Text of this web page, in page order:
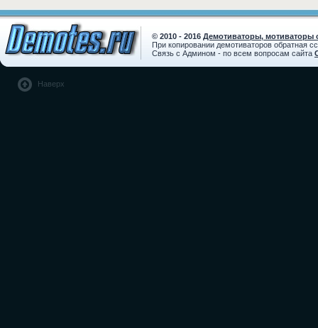
© 2010 - 2016 Демотиваторы, мотиваторы
При копировании демотиваторов обратная
Связь с Админом - по всем вопросам сайта
Наверх